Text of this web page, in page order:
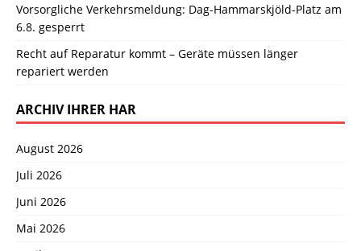
Vorsorgliche Verkehrsmeldung: Dag-Hammarskjöld-Platz am
6.8. gesperrt
Recht auf Reparatur kommt – Geräte müssen länger
repariert werden
ARCHIV IHRER HAR
August 2026
Juli 2026
Juni 2026
Mai 2026